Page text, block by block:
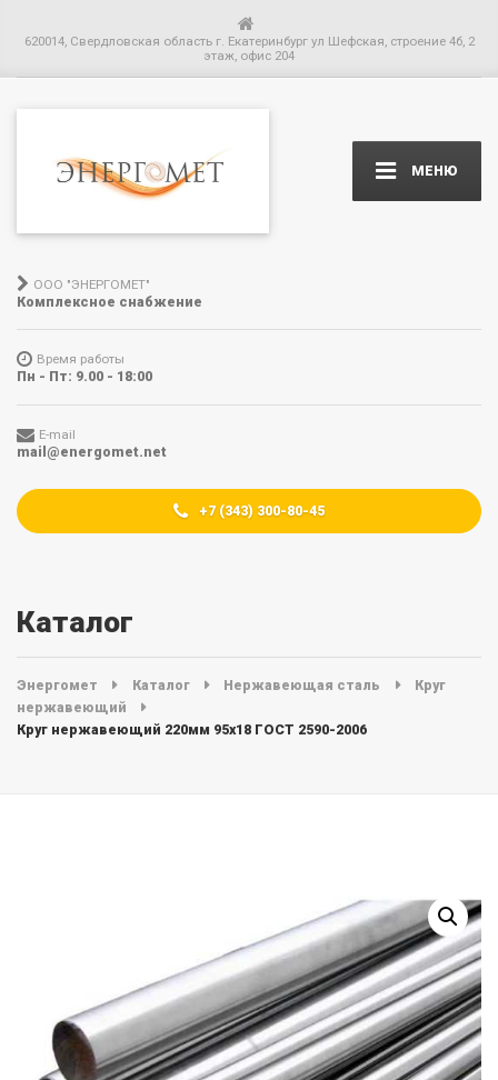
620014, Свердловская область г. Екатеринбург ул Шефская, строение 4б, 2
этаж, офис 204
МЕНЮ
ООО "ЭНЕРГОМЕТ"
Комплексное снабжение
Время работы
Пн - Пт: 9.00 - 18:00
E-mail
mail@energomet.net
+7 (343) 300-80-45
Каталог
Энергомет Каталог Нержавеющая сталь
Круг
нержавеющий
Круг нержавеющий 220мм 95х18 ГОСТ 2590-2006